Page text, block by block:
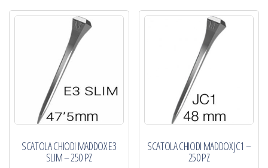
più
SCATOLA CHIODI MADDOX E3
SLIM – 250 PZ
SCATOLA CHIODI MADDOX JC1 –
250 PZ